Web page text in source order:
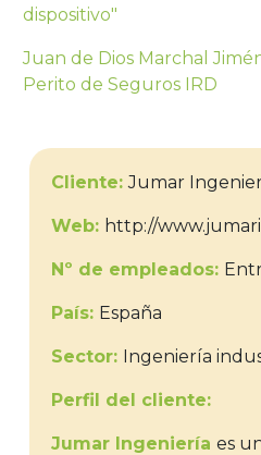
dispositivo"
Juan de Dios Marchal
Perito de Seguros IRD
Cliente:Jumar
Web: http://
Nº de empleados:
País: España
Sector: Ingeniería
Perfil del cliente:
Jumar Ingenieríaes